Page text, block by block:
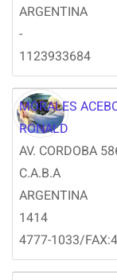
ARGENTINA
-
1123933684
MORALES
RONALD
AV. CORDOBA
C.A.B.A
ARGENTINA
1414
4777-1033/